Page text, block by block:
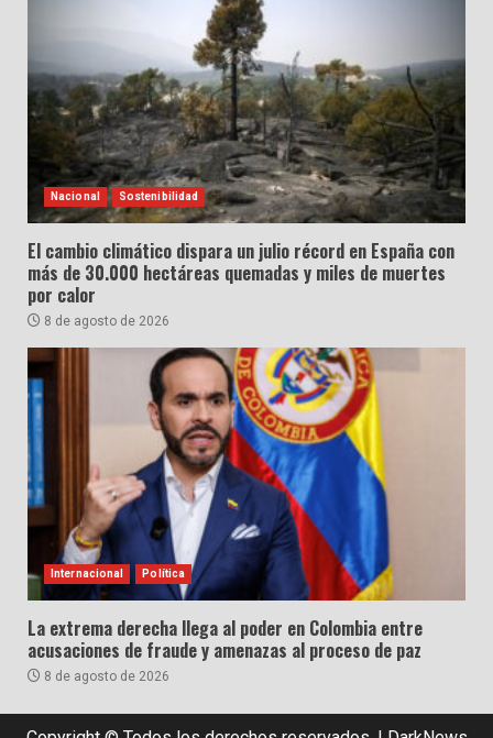
Nacional Sostenibilidad
El cambio climático dispara un julio récord en España con
más de 30.000 hectáreas quemadas y miles de muertes
por calor
8 de agosto de 2026
Internacional Política
La extrema derecha llega al poder en Colombia entre
acusaciones de fraude y amenazas al proceso de paz
8 de agosto de 2026